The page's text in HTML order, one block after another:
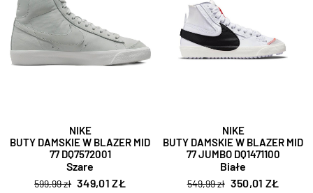
NIKE
BUTY DAMSKIE W BLAZER MID
77 DQ7572001
Szare
599,99 zł 349,01 ZŁ
NIKE
BUTY DAMSKIE W BLAZER MID
77 JUMBO DQ1471100
Białe
549,99 zł 350,01 ZŁ